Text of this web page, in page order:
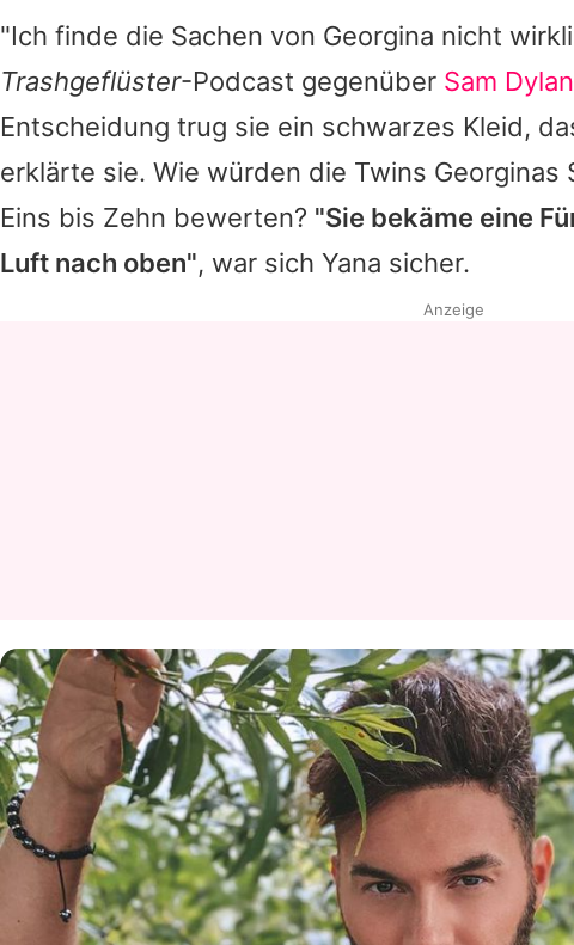
"Ich finde die Sachen von Georgina nicht
Trashgeflüster-Podcast gegenüber Sam Dylan
Entscheidung trug sie ein schwarzes Kleid,
erklärte sie. Wie würden die Twins Georginas
Eins bis Zehn bewerten? "Sie bekäme eine
Luft nach oben", war sich Yana sicher.
Anzeige